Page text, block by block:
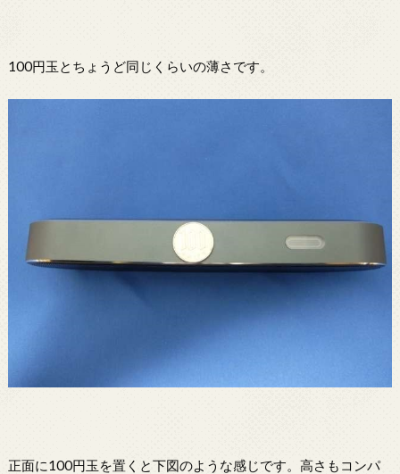
100円玉とちょうど同じくらいの薄さです。
正面に100円玉を置くと下図のような感じです。高さもコンパ